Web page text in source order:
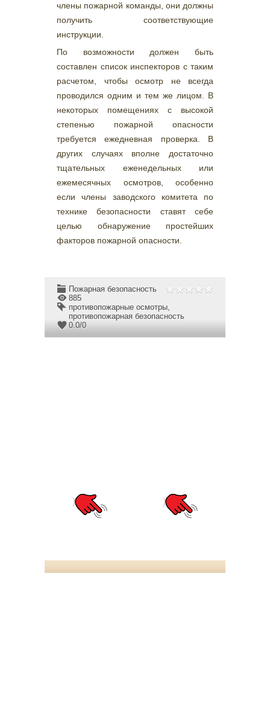
члены пожарной команды, они должны
получить соответствующие
инструкции.
По возможности должен быть
составлен список инспекторов с таким
расчетом, чтобы осмотр не всегда
проводился одним и тем же лицом. В
некоторых помещениях с высокой
степенью пожарной опасности
требуется ежедневная проверка. В
других случаях вполне достаточно
тщательных еженедельных или
ежемесячных осмотров, особенно
если члены заводского комитета по
технике безопасности ставят себе
целью обнаружение простейших
факторов пожарной опасности.
Пожарная безопасность
885
противопожарные осмотры,
противопожарная безопасность
0.0/0